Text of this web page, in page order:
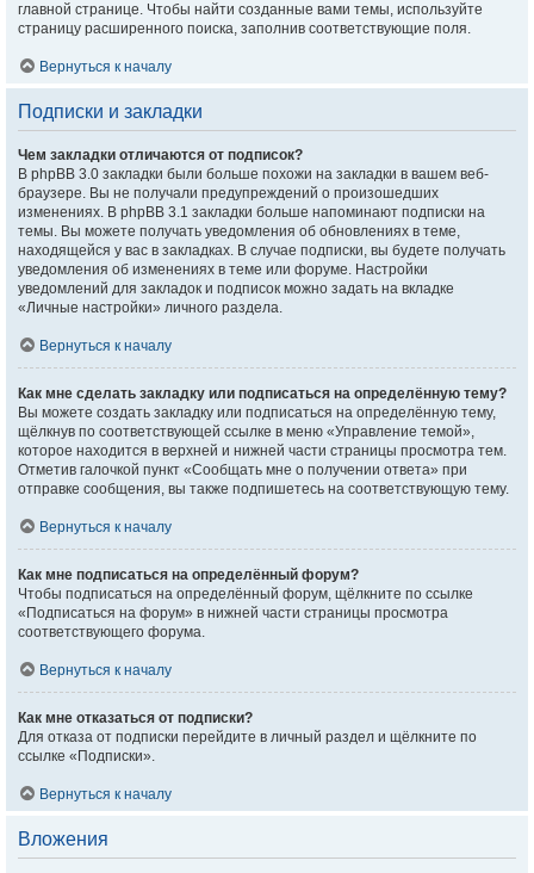
главной странице. Чтобы найти созданные вами темы, используйте
страницу расширенного поиска, заполнив соответствующие поля.
Вернуться к началу
Подписки и закладки
Чем закладки отличаются от подписок?
В phpBB 3.0 закладки были больше похожи на закладки в вашем веб-
браузере. Вы не получали предупреждений о произошедших
изменениях. В phpBB 3.1 закладки больше напоминают подписки на
темы. Вы можете получать уведомления об обновлениях в теме,
находящейся у вас в закладках. В случае подписки, вы будете получать
уведомления об изменениях в теме или форуме. Настройки
уведомлений для закладок и подписок можно задать на вкладке
«Личные настройки» личного раздела.
Вернуться к началу
Как мне сделать закладку или подписаться на определённую тему?
Вы можете создать закладку или подписаться на определённую тему,
щёлкнув по соответствующей ссылке в меню «Управление темой»,
которое находится в верхней и нижней части страницы просмотра тем.
Отметив галочкой пункт «Сообщать мне о получении ответа» при
отправке сообщения, вы также подпишетесь на соответствующую тему.
Вернуться к началу
Как мне подписаться на определённый форум?
Чтобы подписаться на определённый форум, щёлкните по ссылке
«Подписаться на форум» в нижней части страницы просмотра
соответствующего форума.
Вернуться к началу
Как мне отказаться от подписки?
Для отказа от подписки перейдите в личный раздел и щёлкните по
ссылке «Подписки».
Вернуться к началу
Вложения